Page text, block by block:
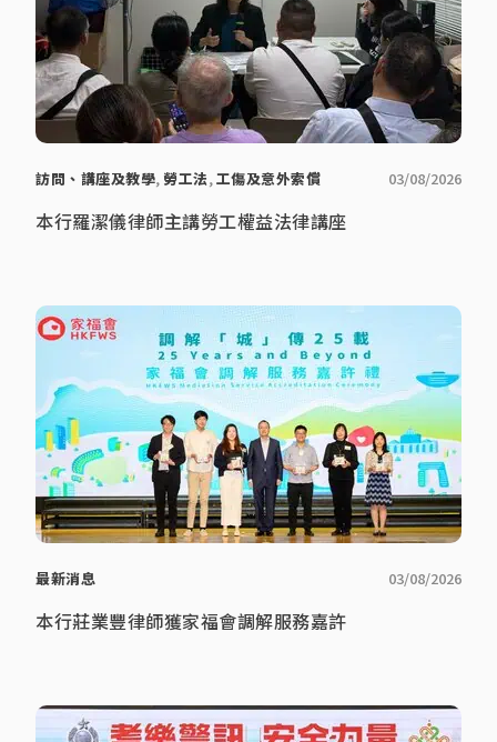
訪問、講座及教學, 勞工法,工傷及意外索償 03/08/2026
本行羅潔儀律師主講勞工權益法律講座
最新消息 03/08/2026
本行莊業豐律師獲家福會調解服務嘉許